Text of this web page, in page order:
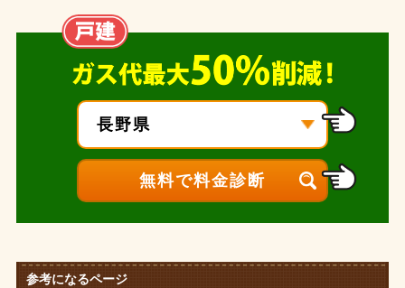
参考になるページ